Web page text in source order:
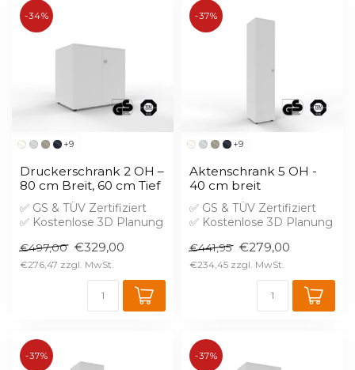
+9
-34%
Druckerschrank 2 OH –
80 cm Breit, 60 cm Tief
✅ GS & TÜV Zertifiziert
✅ Kostenlose 3D Planung
Aufprei...
€497,00 €329,00
€276,47
+9
-37%
Aktenschrank 5 OH -
40 cm breit
✅ GS & TÜV Zertifiziert
✅ Kostenlose 3D Planung
Aufprei...
€441,95 €279,00
€234,45
-37% -37%